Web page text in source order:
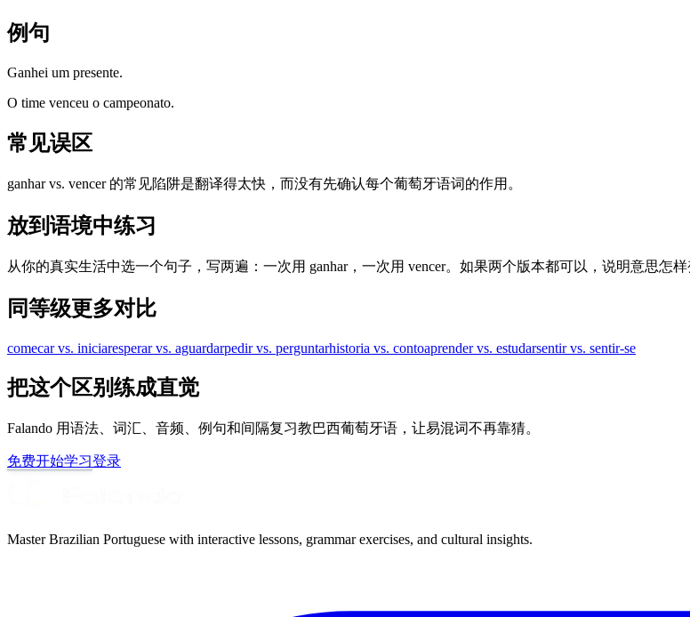
例句
Ganhei um presente.
O time venceu o campeonato.
常见误区
ganhar vs. vencer 的常见陷阱是翻译得太快，而没有先确认每个葡萄牙语词的作用。
放到语境中练习
从你的真实生活中选一个句子，写两遍：一次用 ganhar，一次用 vencer。如果两个版本都可以，说明意思怎样
同等级更多对比
comecar vs. iniciaresperar vs. aguardarpedir vs. perguntarhistoria vs. contoaprender vs. estudarsentir vs. sentir-se
把这个区别练成直觉
Falando 用语法、词汇、音频、例句和间隔复习教巴西葡萄牙语，让易混词不再靠猜。
免费开始学习登录
Master Brazilian Portuguese with interactive lessons, grammar exercises, and cultural insights.